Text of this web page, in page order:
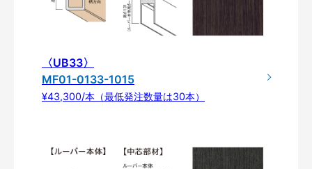
〈UB33〉
MF01-0133-1015
¥43,300/本（最低発注数量は30本）